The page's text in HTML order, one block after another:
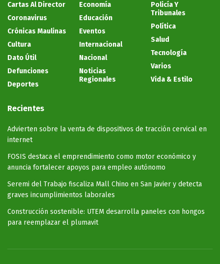
Cartas Al Director
Coronavirus
Crónicas Maulinas
Cultura
Dato Útil
Defunciones
Deportes
Economía
Educación
Eventos
Internacional
Nacional
Noticias
Regionales
Policía Y
Tribunales
Política
Salud
Tecnología
Varios
Vida & Estilo
Recientes
Advierten sobre la venta de dispositivos de tracción cervical en
internet
FOSIS destaca el emprendimiento como motor económico y
anuncia fortalecer apoyos para empleo autónomo
Seremi del Trabajo fiscaliza Mall Chino en San Javier y detecta
graves incumplimientos laborales
Construcción sostenible: UTEM desarrolla paneles con hongos
para reemplazar el plumavit